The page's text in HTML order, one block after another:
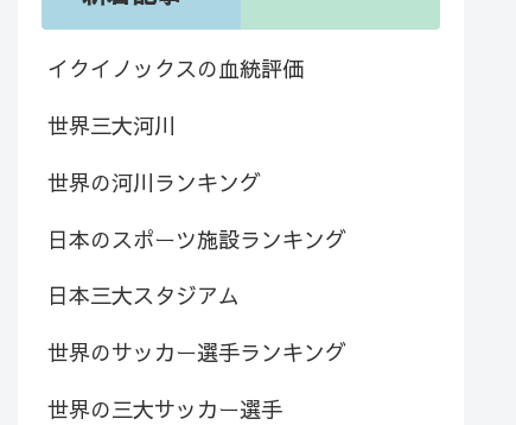
イクイノックスの血統評価
世界三大河川
世界の河川ランキング
日本のスポーツ施設ランキング
日本三大スタジアム
世界のサッカー選手ランキング
世界の三大サッカー選手